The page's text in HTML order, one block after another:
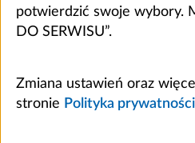
potwierdzić swoje wybory.
DO SERWISU”.
Zmiana ustawień oraz
stronie Polityka prywatności